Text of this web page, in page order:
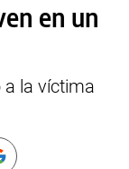
en un
a la víctima